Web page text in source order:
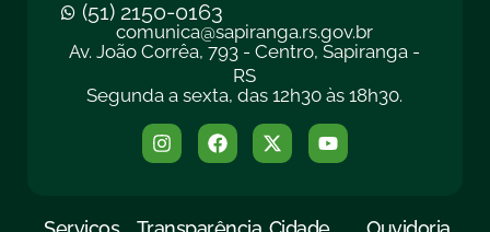
(51) 2150-0163
comunica@sapiranga.rs.gov.br
Av. João Corrêa, 793 - Centro, Sapiranga -
RS
Segunda a sexta, das 12h30 às 18h30.